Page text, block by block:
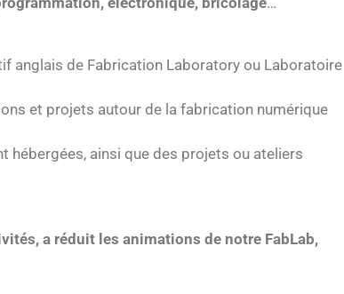
anglais de Fabrication Laboratory ou Laboratoire
et projets autour de la fabrication numérique
hébergées, ainsi que des projets ou ateliers
a réduit les animations de notre FabLab,